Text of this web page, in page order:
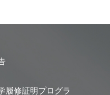
履修証明プログラ